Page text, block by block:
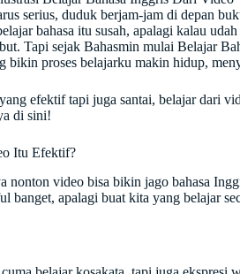
serius, duduk berjam-jam di depan
bahasa itu susah, apalagi kalau
Tapi sejak Bahasmin mulai Belajar
proses belajarku makin hidup,
efektif tapi juga santai, belajar dari
di sini!
Itu Efektif?
nonton video bisa bikin jago bahasa
banget, apalagi buat kita yang belajar